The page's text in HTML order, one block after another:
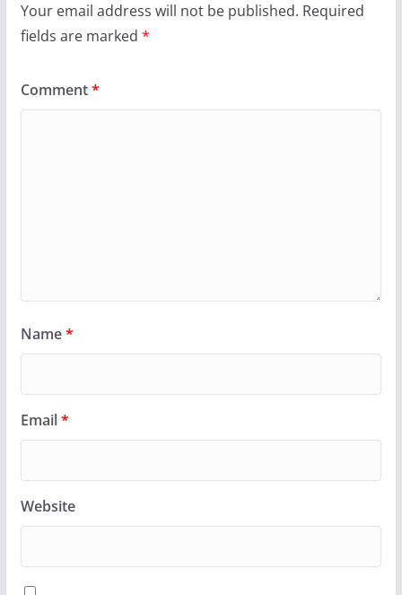
Your email address will not be published. Required
fields are marked *
Comment*
Name*
Email*
Website